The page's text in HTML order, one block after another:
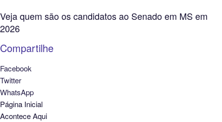
Veja quem são os candidatos ao Senado em MS em
2026
Compartilhe
Facebook
Twitter
WhatsApp
Página Inicial
Acontece Aqui